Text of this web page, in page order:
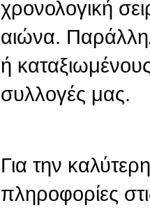
χρονολογική
αιώνα.
ή
συλλογές μας.
Για την
πληροφορίες